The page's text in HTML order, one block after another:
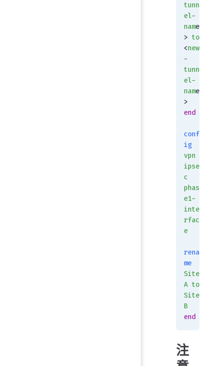
tunn
el-
name
> to
<new
-
tunn
el-
name
>
end
conf
ig
vpn
ipse
c
phas
e1-
inte
rfac
e
rena
me
Site
A to
Site
B
end
注